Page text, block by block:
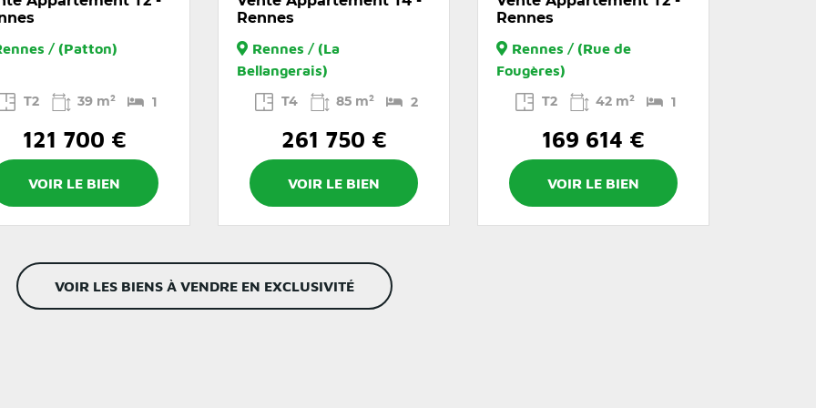
/ (Patton)
T2 39 m² 1
121 700 €
VOIR LE BIEN
Rennes
Rennes / (La
Bellangerais)
T4
85 m² 2
261 750 €
VOIR LE BIEN
Rennes
Rennes / (Rue de
Fougères)
T2
42 m² 1
169 614 €
VOIR LE BIEN
VOIR LES BIENS À VENDRE EN EXCLUSIVITÉ